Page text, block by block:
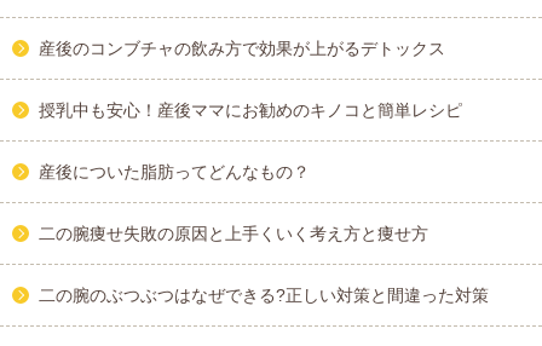
産後のコンブチャの飲み方で効果が上がるデトックス
授乳中も安心！産後ママにお勧めのキノコと簡単レシピ
産後についた脂肪ってどんなもの？
二の腕痩せ失敗の原因と上手くいく考え方と痩せ方
二の腕のぶつぶつはなぜできる?正しい対策と間違った対策